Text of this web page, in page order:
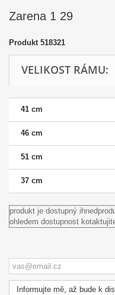
Zarena 1 29
Produkt 518321
VELIKOST RÁMU:
41 cm
46 cm
51 cm
37 cm
produkt je dostupný ihned
ohledem dostupnost
Informujte mě, až bude k